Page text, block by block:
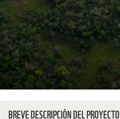
BREVE DESCRIPCIÓN DEL PROYECTO